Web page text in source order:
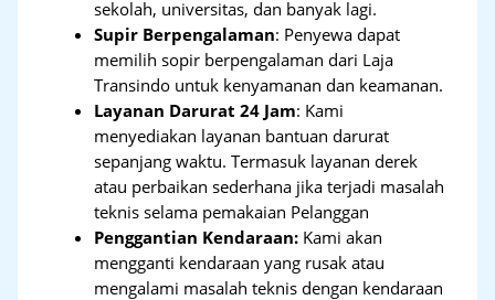
sekolah, universitas, dan banyak lagi.
Supir Berpengalaman: Penyewa dapat
memilih sopir berpengalaman dari Laja
Transindo untuk kenyamanan dan keamanan.
Layanan Darurat 24 Jam: Kami
menyediakan layanan bantuan darurat
sepanjang waktu. Termasuk layanan derek
atau perbaikan sederhana jika terjadi masalah
teknis selama pemakaian Pelanggan
Penggantian Kendaraan: Kami akan
mengganti kendaraan yang rusak atau
mengalami masalah teknis dengan kendaraan